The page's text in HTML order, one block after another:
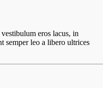
eros lacus, in
semper leo a libero ultrices